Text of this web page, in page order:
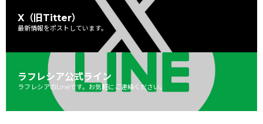
X（旧Titter）
最新情報をポストしています。
ラフレシア公式ライン
ラフレシアのLineです。お気軽にご連絡ください。